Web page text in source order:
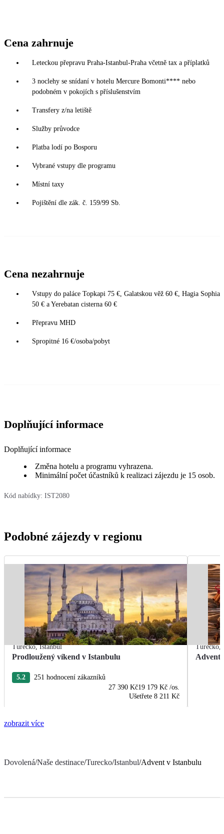
Cena zahrnuje
Leteckou přepravu Praha-Istanbul-Praha včetně tax a příplatků
3 noclehy se snídaní v hotelu Mercure Bomonti**** nebo
podobném v pokojích s příslušenstvím
Transfery z/na letiště
Služby průvodce
Platba lodí po Bosporu
Vybrané vstupy dle programu
Místní taxy
Pojištění dle zák. č. 159/99 Sb.
Cena nezahrnuje
Vstupy do paláce Topkapi 75 €, Galatskou věž 60 €, Hagia Sophia
50 € a Yerebatan cisterna 60 €
Přepravu MHD
Spropitné 16 €/osoba/pobyt
Doplňující informace
Doplňující informace
Změna hotelu a programu vyhrazena.
Minimální počet účastníků k realizaci zájezdu je 15 osob.
Kód nabídky: IST2080
Podobné zájezdy v regionu
Turecko,Istanbul
Prodloužený víkend v Istanbulu
5.2
251 hodnocení zákazníků
27 390 Kč19 179 Kč /os.
Ušetřete 8 211 Kč
Turecko,
Advent
zobrazit více
Dovolená/Naše destinace/Turecko/Istanbul/Advent v Istanbulu